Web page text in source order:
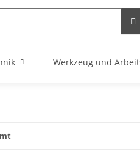
Werkzeug und